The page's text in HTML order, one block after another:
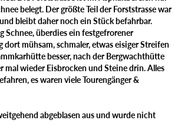
belegt. Der größte Teil der Forststrasse war
bleibt daher noch ein Stück befahrbar.
Schnee, überdies ein festgefrorener
dort mühsam, schmaler, etwas eisiger Streifen
besser, nach der Bergwachthütte
mal wieder Eisbrocken und Steine drin. Alles
es waren viele Tourengänger &
abgeblasen aus und wurde nicht